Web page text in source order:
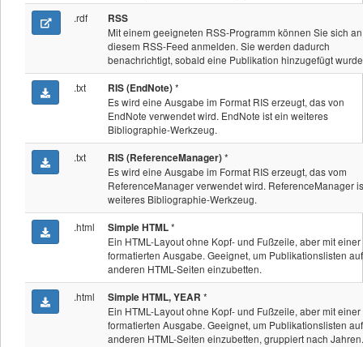
.rdf
RSS
Mit einem geeigneten RSS-Programm können Sie sich an
diesem RSS-Feed anmelden. Sie werden dadurch
benachrichtigt, sobald eine Publikation hinzugefügt
.txt
RIS (EndNote)*
Es wird eine Ausgabe im Format RIS erzeugt, das von
EndNote verwendet wird. EndNote ist ein weiteres
Bibliographie-Werkzeug.
.txt
RIS (ReferenceManager)*
Es wird eine Ausgabe im Format RIS erzeugt, das vom
ReferenceManager verwendet wird. ReferenceManager
weiteres Bibliographie-Werkzeug.
.html
Simple HTML*
Ein HTML-Layout ohne Kopf- und Fußzeile, aber mit einer
formatierten Ausgabe. Geeignet, um Publikationslisten auf
anderen HTML-Seiten einzubetten.
.html
Simple HTML, YEAR *
Ein HTML-Layout ohne Kopf- und Fußzeile, aber mit einer
formatierten Ausgabe. Geeignet, um Publikationslisten auf
anderen HTML-Seiten einzubetten, gruppiert nach Jahren.